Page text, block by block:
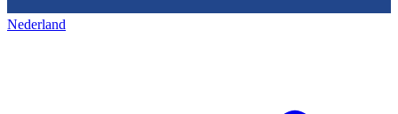
Nederland